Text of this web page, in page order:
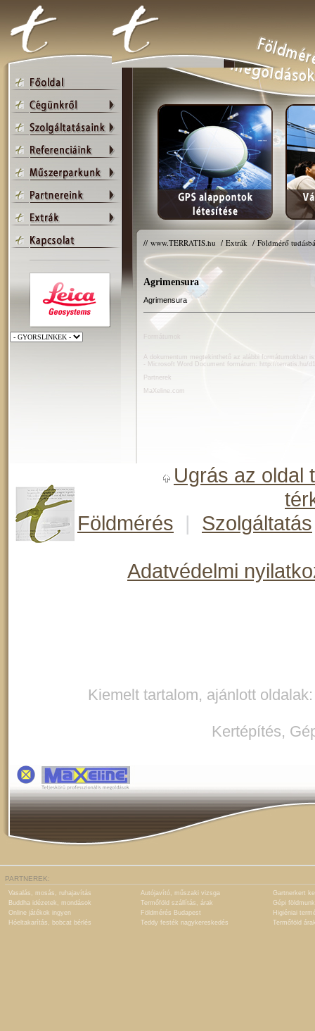
// www.TERRATIS.hu / Extrák / Földmérő
Agrimensura
Agrimensura
A dokumentum megtekinthető az alábbi formátumokban
- Microsoft Word Document formátum:
http://terratis.hu/
Partnerek
MaXeline.com
Ugrás az oldal
Földmérés
| Szolgáltatás
Adatvédelmi
Kiemelt tartalom, ajánlott
Kertépítés,
PARTNEREK:
Vasalás, mosás, ruhajavítás Autójavító, műszaki vizsga
Gartnerkert
Buddha idézetek, mondások
Termőföld szállítás, árak
Gépi
Online játékok ingyen
Földmérés Budapest
Higiéniai
Hóeltakarítás, bobcat bérlés
Teddy festék nagykereskedés Termőföld